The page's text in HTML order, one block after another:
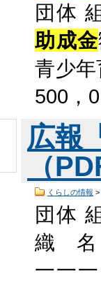
団体
助成金
青少
500，
広報
（
くらしの情報 >
団体
織
一一